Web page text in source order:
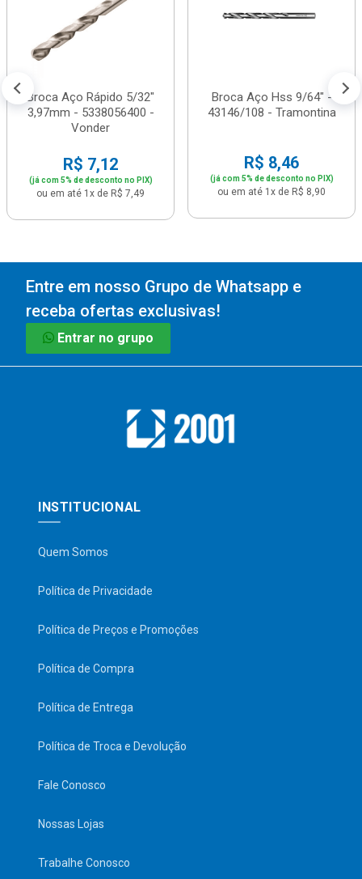
Broca Aço Rápido 5/32"
3,97mm - 5338056400 -
Vonder
R$ 7,12
(já com 5% de desconto no PIX)
ou em até 1x de R$ 7,49
Broca Aço Hss 9/64" -
43146/108 - Tramontina
R$ 8,46
(já com 5% de desconto no PIX)
ou em até 1x de R$ 8,90
Entre em nosso Grupo de Whatsapp e
receba ofertas exclusivas!
Entrar no grupo
INSTITUCIONAL
Quem Somos
Política de Privacidade
Política de Preços e Promoções
Política de Compra
Política de Entrega
Política de Troca e Devolução
Fale Conosco
Nossas Lojas
Trabalhe Conosco